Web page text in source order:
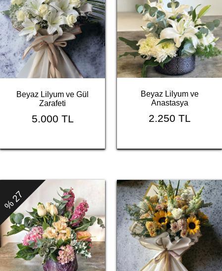
Beyaz Lilyum ve Gül
Zarafeti
5.000 TL
Beyaz Lilyum ve
Anastasya
2.250 TL
% 27